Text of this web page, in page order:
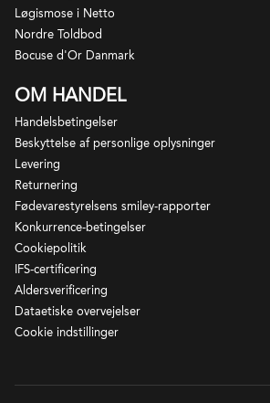
Château Cheval Blanc er et af ​​de
prestigefyldte slotte i Bordeaux.
i Pomerol og også begunstiger
Løgismose i Netto
Nordre Toldbod
Bocuse d'Or Danmark
OM HANDEL
Handelsbetingelser
Beskyttelse af personlige oplysninger
Levering
Returnering
Fødevarestyrelsens smiley-rapporter
Konkurrence-betingelser
Cookiepolitik
IFS-certificering
Aldersverificering
Dataetiske overvejelser
Cookie indstillinger